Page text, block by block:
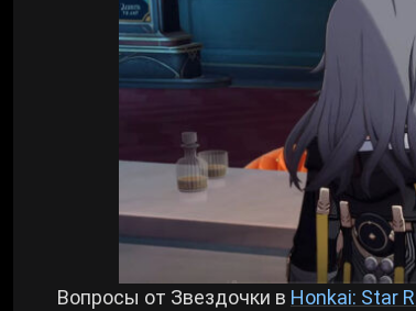
Crimson Desert
Zenless Zone Zero
Kingdom Come: Deliverance 2
Билды Arknights: Endfield
Билды Cyberpunk 2077
Билды Path of Exile 2
Вопросы от Звездочки в Honkai: Star